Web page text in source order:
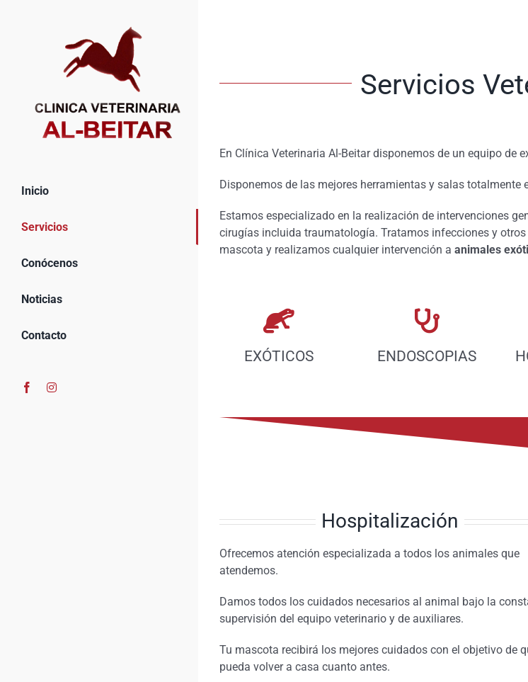
Inicio
Servicios
Conócenos
Noticias
Contacto
FacebookInstagram
Servicios
En Clínica Veterinaria Al-Beitar disponemos de un equipo
Disponemos de las mejores herramientas y salas
Estamos especializado en la realización de intervenciones
cirugías incluida traumatología. Tratamos infecciones y
mascota y realizamos cualquier intervención a animales
EXÓTICOS ENDOSCOPIAS
Hospitalización
Ofrecemos atención especializada a todos los animales que
atendemos.
Damos todos los cuidados necesarios al animal bajo la
supervisión del equipo veterinario y de auxiliares.
Tu mascota recibirá los mejores cuidados con el objetivo de
pueda volver a casa cuanto antes.